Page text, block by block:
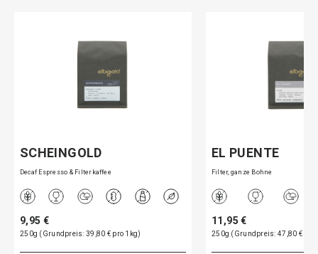
SCHEINGOLD
Decaf Espresso & Filterkaffee
9,95 €
250g (Grundpreis: 39,80 € pro 1kg)
EL PUENTE
Filter, ganze Bohne
11,95 €
250g (Grundpreis: 47,80 € pro